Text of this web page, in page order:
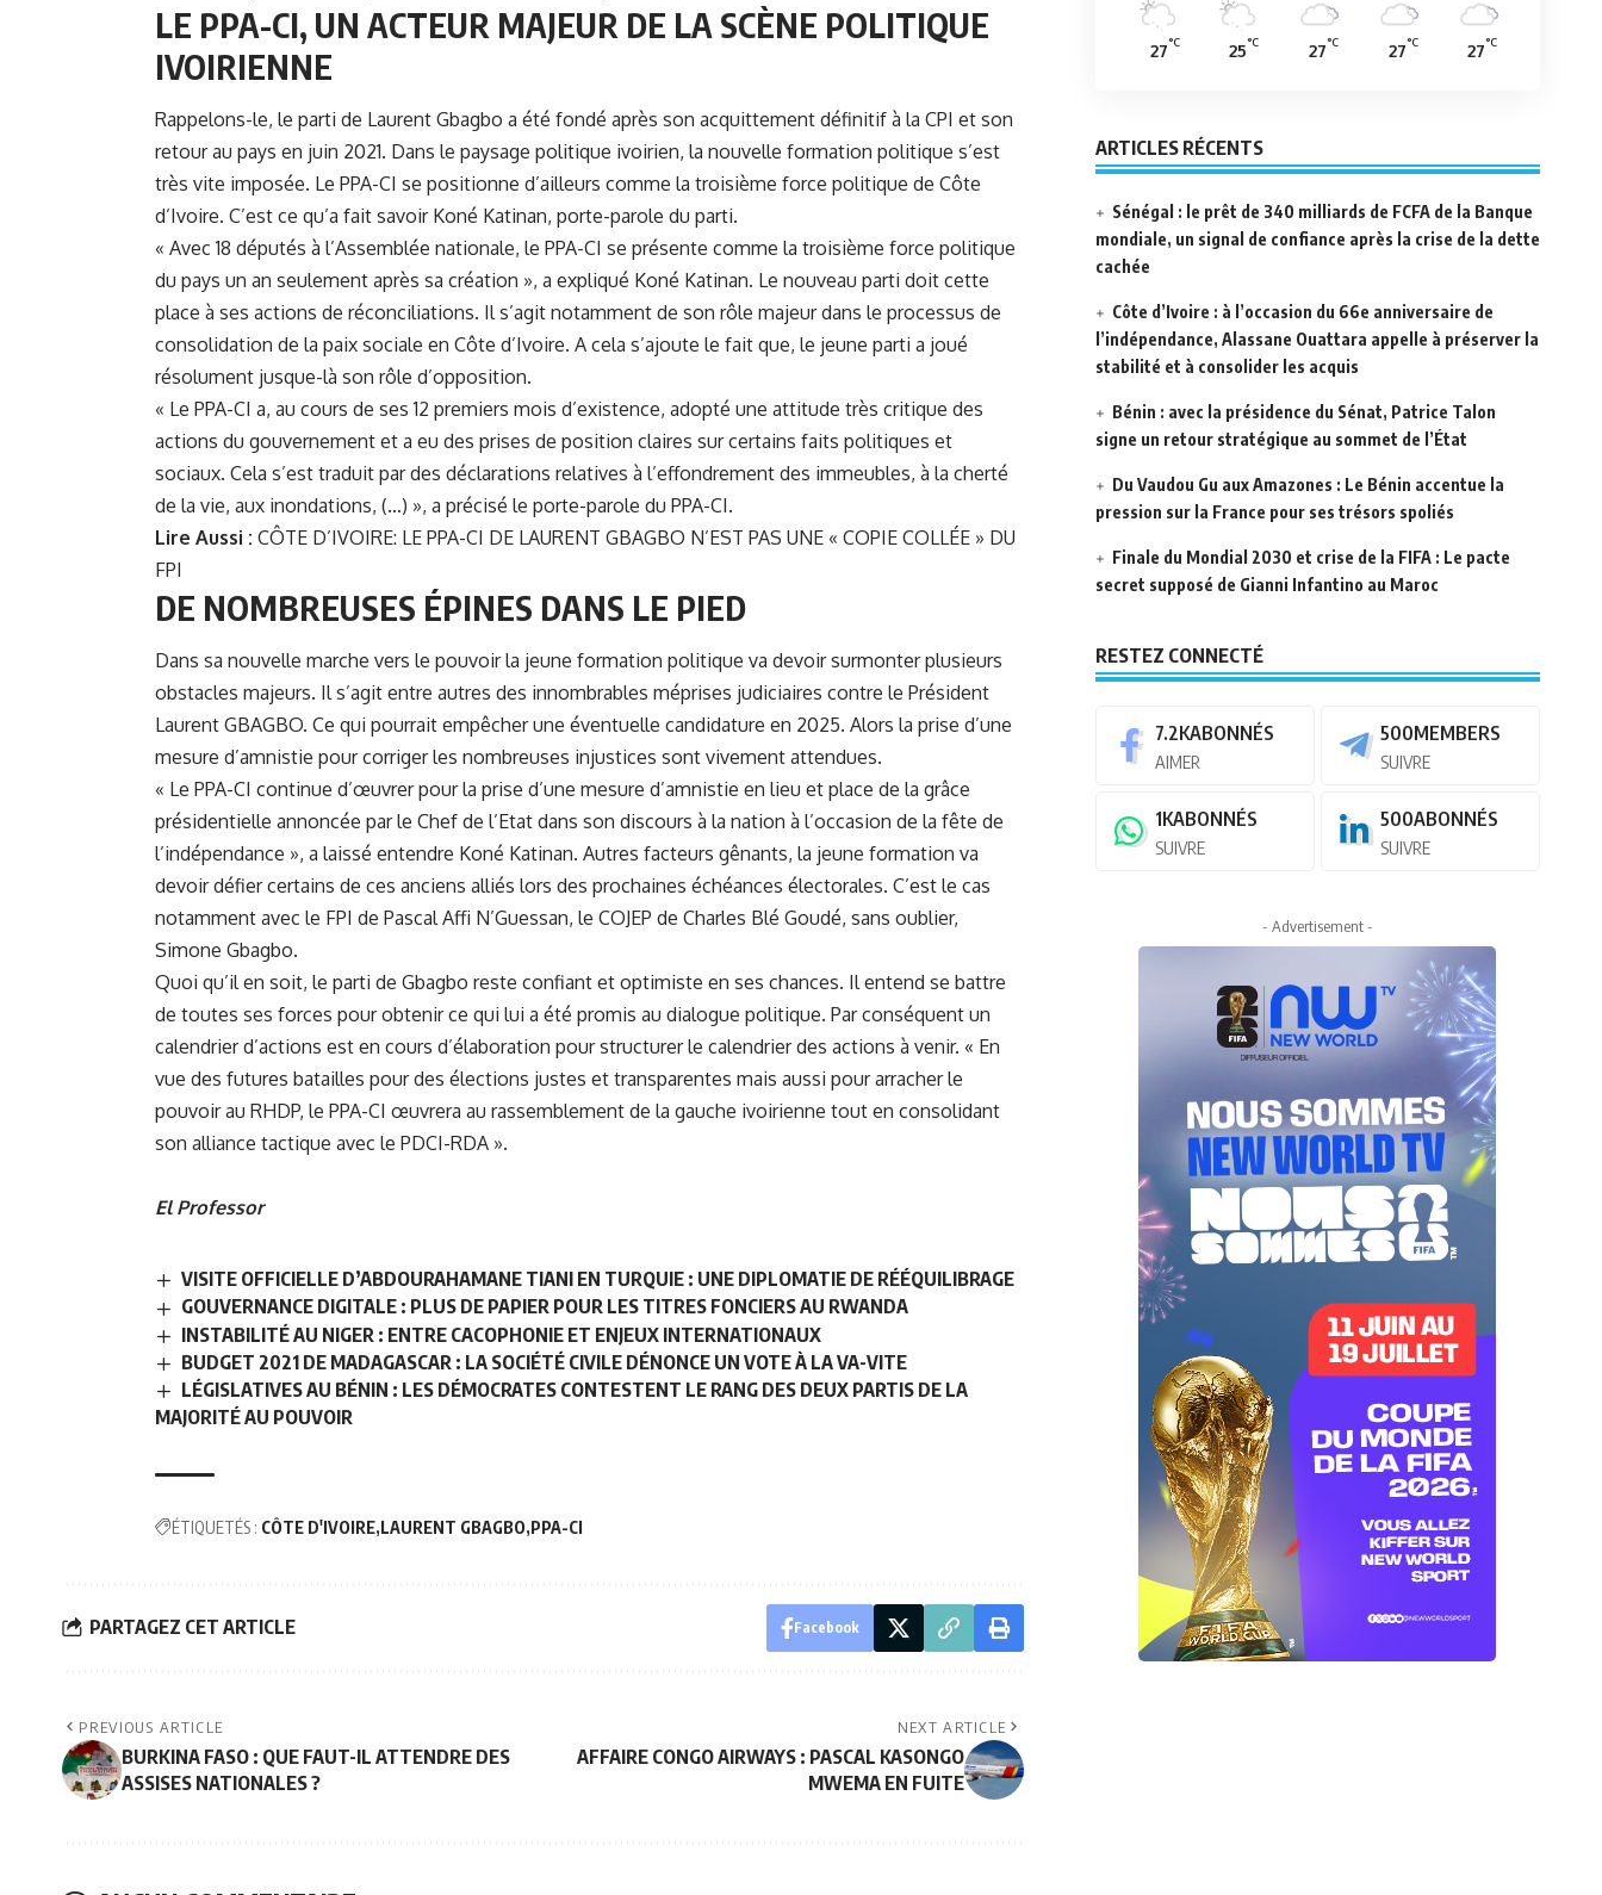
LE PPA-CI, UN ACTEUR MAJEUR DE LA SCÈNE POLITIQUE
IVOIRIENNE
Rappelons-le, le parti de Laurent Gbagbo a été fondé après son acquittement définitif à la CPI et son
retour au pays en juin 2021. Dans le paysage politique ivoirien, la nouvelle formation politique s’est
très vite imposée. Le PPA-CI se positionne d’ailleurs comme la troisième force politique de Côte
d’Ivoire. C’est ce qu’a fait savoir Koné Katinan, porte-parole du parti.
« Avec 18 députés à l’Assemblée nationale, le PPA-CI se présente comme la troisième force politique
du pays un an seulement après sa création », a expliqué Koné Katinan. Le nouveau parti doit cette
place à ses actions de réconciliations. Il s’agit notamment de son rôle majeur dans le processus de
consolidation de la paix sociale en Côte d’Ivoire. A cela s’ajoute le fait que, le jeune parti a joué
résolument jusque-là son rôle d’opposition.
« Le PPA-CI a, au cours de ses 12 premiers mois d’existence, adopté une attitude très critique des
actions du gouvernement et a eu des prises de position claires sur certains faits politiques et
sociaux. Cela s’est traduit par des déclarations relatives à l’effondrement des immeubles, à la cherté
de la vie, aux inondations, (…) », a précisé le porte-parole du PPA-CI.
Lire Aussi : CÔTE D’IVOIRE: LE PPA-CI DE LAURENT GBAGBO N’EST PAS UNE « COPIE COLLÉE » DU
FPI
DE NOMBREUSES ÉPINES DANS LE PIED
Dans sa nouvelle marche vers le pouvoir la jeune formation politique va devoir surmonter plusieurs
obstacles majeurs. Il s’agit entre autres des innombrables méprises judiciaires contre le Président
Laurent GBAGBO. Ce qui pourrait empêcher une éventuelle candidature en 2025. Alors la prise d’une
mesure d’amnistie pour corriger les nombreuses injustices sont vivement attendues.
« Le PPA-CI continue d’œuvrer pour la prise d’une mesure d’amnistie en lieu et place de la grâce
présidentielle annoncée par le Chef de l’Etat dans son discours à la nation à l’occasion de la fête de
l’indépendance », a laissé entendre Koné Katinan. Autres facteurs gênants, la jeune formation va
devoir défier certains de ces anciens alliés lors des prochaines échéances électorales. C’est le cas
notamment avec le FPI de Pascal Affi N’Guessan, le COJEP de Charles Blé Goudé, sans oublier,
Simone Gbagbo.
Quoi qu’il en soit, le parti de Gbagbo reste confiant et optimiste en ses chances. Il entend se battre
de toutes ses forces pour obtenir ce qui lui a été promis au dialogue politique. Par conséquent un
calendrier d’actions est en cours d’élaboration pour structurer le calendrier des actions à venir. « En
vue des futures batailles pour des élections justes et transparentes mais aussi pour arracher le
pouvoir au RHDP, le PPA-CI œuvrera au rassemblement de la gauche ivoirienne tout en consolidant
son alliance tactique avec le PDCI-RDA ».
El Professor
VISITE OFFICIELLE D’ABDOURAHAMANE TIANI EN TURQUIE : UNE DIPLOMATIE DE RÉÉQUILIBRAGE
GOUVERNANCE DIGITALE : PLUS DE PAPIER POUR LES TITRES FONCIERS AU RWANDA
INSTABILITÉ AU NIGER : ENTRE CACOPHONIE ET ENJEUX INTERNATIONAUX
BUDGET 2021 DE MADAGASCAR : LA SOCIÉTÉ CIVILE DÉNONCE UN VOTE À LA VA-VITE
LÉGISLATIVES AU BÉNIN : LES DÉMOCRATES CONTESTENT LE RANG DES DEUX PARTIS DE LA
MAJORITÉ AU POUVOIR
ÉTIQUETÉS : CÔTE D'IVOIRE LAURENT GBAGBO PPA-CI
PARTAGEZ CET ARTICLE Facebook
PREVIOUS ARTICLE
BURKINA FASO : QUE FAUT-IL ATTENDRE DES
ASSISES NATIONALES ?
NEXT ARTICLE
AFFAIRE CONGO AIRWAYS : PASCAL KASONGO
MWEMA EN FUITE
27°C 25°C 27°C 27°C 27°C
ARTICLES RÉCENTS
Sénégal : le prêt de 340 milliards de FCFA de la Banque
mondiale, un signal de confiance après la crise de la dette
cachée
Côte d’Ivoire : à l’occasion du 66e anniversaire de
l’indépendance, Alassane Ouattara appelle à préserver la
stabilité et à consolider les acquis
Bénin : avec la présidence du Sénat, Patrice Talon
signe un retour stratégique au sommet de l’État
Du Vaudou Gu aux Amazones : Le Bénin accentue la
pression sur la France pour ses trésors spoliés
Finale du Mondial 2030 et crise de la FIFA : Le pacte
secret supposé de Gianni Infantino au Maroc
RESTEZ CONNECTÉ
7.2KABONNÉS
AIMER
500MEMBERS
SUIVRE
1KABONNÉS
SUIVRE
500ABONNÉS
SUIVRE
- Advertisement -